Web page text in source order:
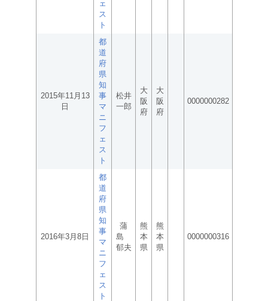
ェ
ス
ト
2015年11月13
日
都
道
府
県
知
事
マ
ニ
フ
ェ
ス
ト
松井
一郎
大
阪
府
大
阪
府
0000000282
2016年3月8日
都
道
府
県
知
事
マ
ニ
フ
ェ
ス
ト
蒲
島
郁夫
熊
本
県
熊
本
県
0000000316